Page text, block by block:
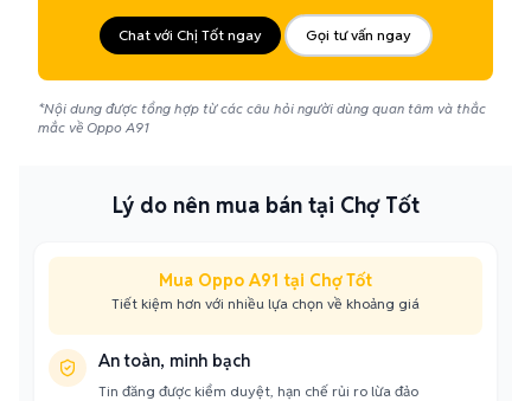
Chat với Chị Tốt ngay Gọi tư vấn ngay
*Nội dung được tổng hợp từ các câu hỏi người dùng quan tâm và thắc
mắc về Oppo A91
Lý do nên mua bán tại Chợ Tốt
Mua Oppo A91 tại Chợ Tốt
Tiết kiệm hơn với nhiều lựa chọn về khoảng giá
An toàn, minh bạch
Tin đăng được kiểm duyệt, hạn chế rủi ro lừa đảo